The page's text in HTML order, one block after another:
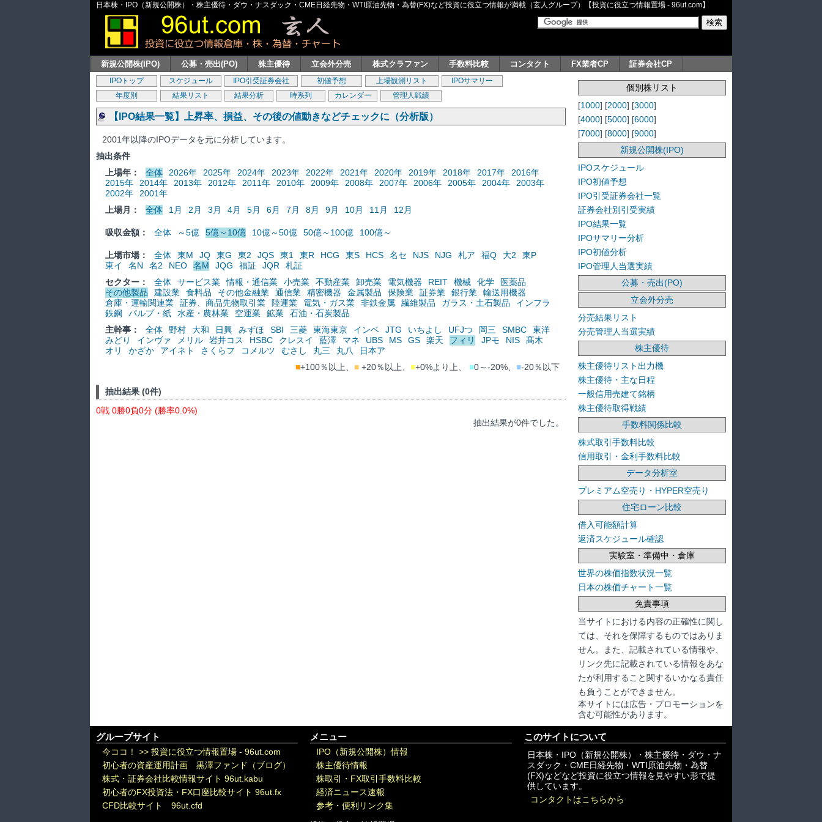
日本株・IPO（新規公開株）・株主優待・ダウ・ナスダック・CME日経先物・WTI原油先物・為替(FX)など投資に役立つ情報が満載（玄人グループ）【投資に役立つ情報置場 - 96ut.com】
新規公開株(IPO) 公募・売出(PO) 株主優待 立会外分売 株式クラファン 手数料比較 コンタクト FX業者CP 証券会社CP
IPOトップ スケジュール IPO引受証券会社 初値予想 上場観測リスト
IPOサマリー
年度別
結果リスト 結果分析 時系列 カレンダー 管理人戦績
【IPO結果一覧】上昇率、損益、その後の値動きなどチェックに（分析版）
2001年以降のIPOデータを元に分析しています。
抽出条件
上場年：
全体 2026年 2025年 2024年 2023年 2022年 2021年 2020年 2019年 2018年 2017年
2016年
2015年
2014年 2013年 2012年 2011年 2010年 2009年 2008年 2007年 2006年 2005年 2004年
2003年
2002年
2001年
上場月：
全体 1月 2月 3月 4月 5月 6月 7月 8月 9月 10月 11月 12月
吸収金額： 全体 ～5億 5億～10億 10億～50億 50億～100億 100億～
上場市場： 全体 東M JQ 東G 東2 JQS 東1 東R HCG 東S HCS 名セ NJS NJG 札ア 福Q 大2
東P
東イ
名N 名2 NEO 名M JQG 福証 JQR
札証
セクター：
全体 サービス業 情報・通信業 小売業 不動産業 卸売業 電気機器 REIT 機械 化学
医薬品
その他製品
建設業 食料品 その他金融業 通信業 精密機器 金属製品 保険業 証券業 銀行業
輸送用機器
倉庫・運輸関連業
証券、商品先物取引業 陸運業 電気・ガス業 非鉄金属 繊維製品 ガラス・土石製品
インフラ
鉄鋼
パルプ・紙 水産・農林業 空運業 鉱業
石油・石炭製品
主幹事：
全体 野村 大和 日興 みずほ SBI 三菱 東海東京 インベ JTG いちよし UFJつ 岡三 SMBC
東洋
みどり
インヴァ メリル 岩井コス HSBC クレスイ 藍澤 マネ UBS MS GS 楽天 フィリ JPモ NIS
髙木
オリ
かざか アイネト さくらフ コメルツ むさし 丸三 丸八
日本ア
■+100％以上、 ■+20％以上、 ■+0%より上、 ■0～-20%、 ■-20％以下
抽出結果 (0件)
0戦 0勝0負0分 (勝率0.0%)
抽出結果が0件でした。
個別株リスト
[1000] [2000] [3000]
[4000] [5000] [6000]
[7000] [8000] [9000]
新規公開株(IPO)
IPOスケジュール
IPO初値予想
IPO引受証券会社一覧
証券会社別引受実績
IPO結果一覧
IPOサマリー分析
IPO初値分析
IPO管理人当選実績
公募・売出(PO)
立会外分売
分売結果リスト
分売管理人当選実績
株主優待
株主優待リスト出力機
株主優待・主な日程
一般信用売建て銘柄
株主優待取得戦績
手数料関係比較
株式取引手数料比較
信用取引・金利手数料比較
データ分析室
プレミアム空売り・HYPER空売り
住宅ローン比較
借入可能額計算
返済スケジュール確認
実験室・準備中・倉庫
世界の株価指数状況一覧
日本の株価チャート一覧
免責事項
当サイトにおける内容の正確性に関し
ては、それを保障するものではありま
せん。また、記載されている情報や、
リンク先に記載されている情報をあな
たが利用すること関するいかなる責任
も負うことができません。
本サイトには広告・プロモーションを
含む可能性があります。
グループサイト
今ココ！ >> 投資に役立つ情報置場 - 96ut.com
初心者の資産運用計画 黒澤ファンド（ブログ）
株式・証券会社比較情報サイト 96ut.kabu
初心者のFX投資法・FX口座比較サイト 96ut.fx
CFD比較サイト 96ut.cfd
メニュー
IPO（新規公開株）情報
株主優待情報
株取引・FX取引手数料比較
経済ニュース速報
参考・便利リンク集
このサイトについて
日本株・IPO（新規公開株）・株主優待・ダウ・ナ
スダック・CME日経先物・WTI原油先物・為替
(FX)などなど投資に役立つ情報を見やすい形で提
供しています。
コンタクトはこちらから